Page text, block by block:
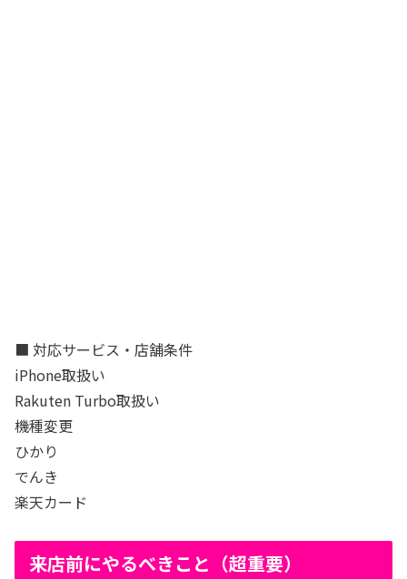
■ 対応サービス・店舗条件
iPhone取扱い
Rakuten Turbo取扱い
機種変更
ひかり
でんき
楽天カード
来店前にやるべきこと（超重要）